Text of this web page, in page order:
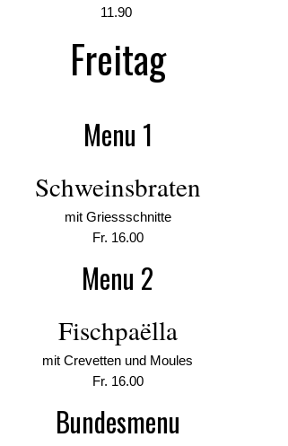
11.90
Freitag
Menu 1
Schweinsbraten
mit Griessschnitte
Fr. 16.00
Menu 2
Fischpaëlla
mit Crevetten und Moules
Fr. 16.00
Bundesmenu